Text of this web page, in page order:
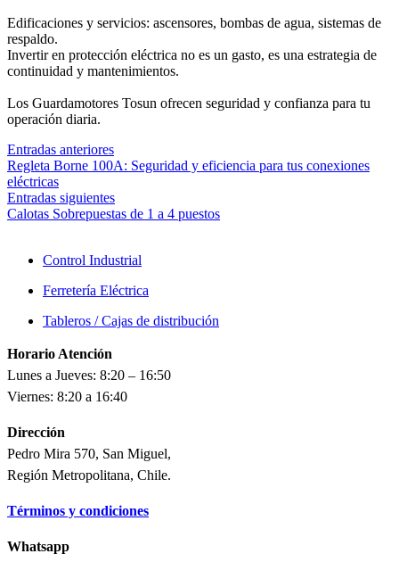
Edificaciones y servicios: ascensores, bombas de agua, sistemas de
respaldo.
Invertir en protección eléctrica no es un gasto, es una estrategia de
continuidad y mantenimientos.
Los Guardamotores Tosun ofrecen seguridad y confianza para tu
operación diaria.
Entradas anteriores
Regleta Borne 100A: Seguridad y eficiencia para tus conexiones
eléctricas
Entradas siguientes
Calotas Sobrepuestas de 1 a 4 puestos
Control Industrial
Ferretería Eléctrica
Tableros / Cajas de distribución
Horario Atención
Lunes a Jueves: 8:20 – 16:50
Viernes: 8:20 a 16:40
Dirección
Pedro Mira 570, San Miguel,
Región Metropolitana, Chile.
Términos y condiciones
Whatsapp